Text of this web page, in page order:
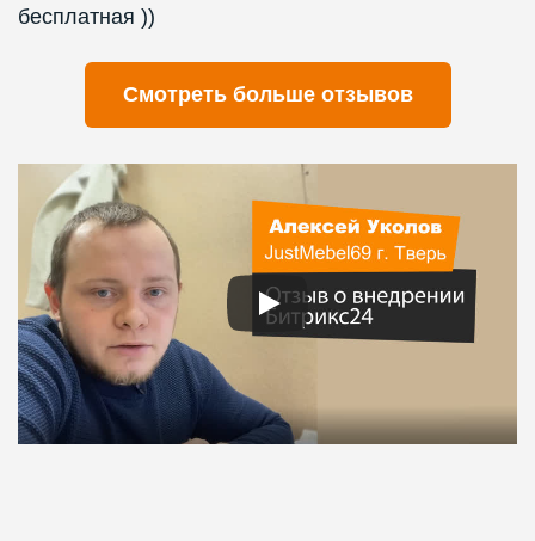
бесплатная ))
Смотреть больше отзывов